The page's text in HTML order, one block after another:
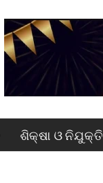
ଶିକ୍ଷା ଓ ନିଯୁକ୍ତି